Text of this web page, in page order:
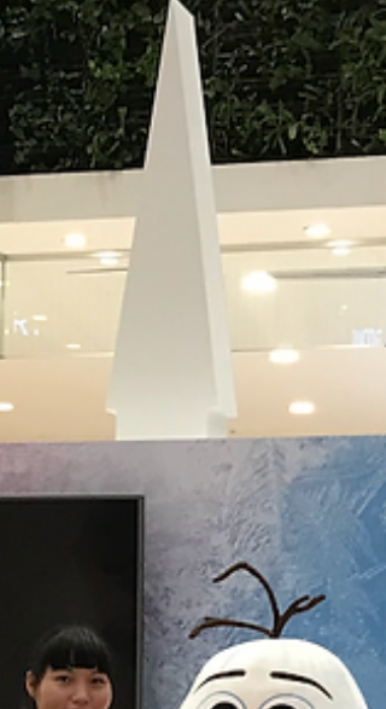
費，累積對品牌的黏著度與忠誠度。 建立品牌偏
當相關需求產生時能第一時間將品牌納入購物決策
中，不會輕易被競品吸引。 增加溢價空間 即使價
高於其他競業，消費者也願意為高品質或好的服務
買單。 創造口碑擴散 好的體驗會讓消費者主動分
享，累積自然口碑影響其他消費者對品牌的認知，
提升購買機會。 品牌體驗是什麼？從消費者接觸
牌、了解資訊、購買商品，到使用與售後服務的互
動過程中，所產生的整體感受、印象與情緒記憶。
重要的是，品牌在規劃時都應從品牌核心理念出
發，維持調性才不會失去品牌特色，可將接觸點分
為以下五種，將結合市場成功案例「星巴克」的品
牌體驗策略來介紹： 星巴克品牌核心為「致力透